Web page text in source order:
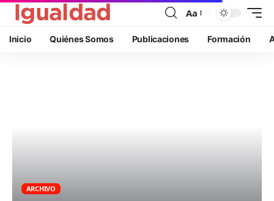
Aa
Inicio Quiénes Somos Publicaciones Formación
ARCHIVO